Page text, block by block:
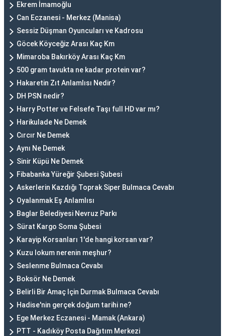
Ekrem İmamoğlu
Can Eczanesi - Merkez (Manisa)
Sessiz Düşman Oyuncuları ve Kadrosu
Göcek Köyceğiz Arası Kaç Km
Mimaroba Bakırköy Arası Kaç Km
500 gram tavukta ne kadar protein var?
Hakaretin Zıt Anlamlısı Nedir?
DH PSN nedir?
Harry Potter ve Felsefe Taşı full HD var mı?
Harikulade Ne Demek
Cırcır Ne Demek
Aynı Ne Demek
Sinir Küpü Ne Demek
Fibabanka Yüreğir Şubesi Şubesi
Askerlerin Kazdığı Toprak Siper Bulmaca Cevabı
Oyalanmak Eş Anlamlısı
Baglar Belediyesi Nevruz Parkı
Sürat Kargo Soma Şubesi
Karayip Korsanları 1'de hangi korsan var?
Kuzu lokum nerenin meşhur?
Seslenme Bulmaca Cevabı
Boksör Ne Demek
Belirli Bir Amaç Için Durmak Bulmaca Cevabı
Hadise'nin gerçek doğum tarihi ne?
Ege Merkez Eczanesi - Mamak (Ankara)
PTT - Kadıköy Posta Dağıtım Merkezi